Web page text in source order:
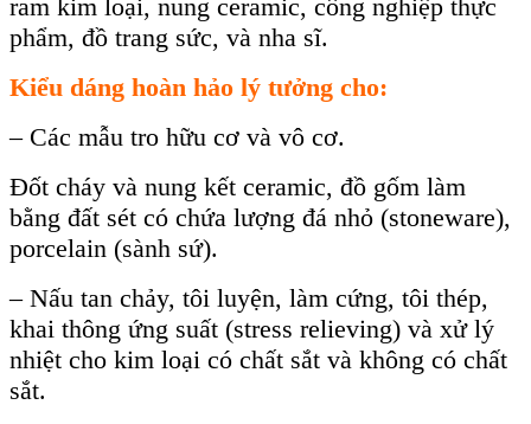
ram kim loại, nung ceramic, công nghiệp thực
phẩm, đồ trang sức, và nha sĩ.
Kiểu dáng hoàn hảo lý tưởng cho:
– Các mẫu tro hữu cơ và vô cơ.
Đốt cháy và nung kết ceramic, đồ gốm làm
bằng đất sét có chứa lượng đá nhỏ (stoneware),
porcelain (sành sứ).
– Nấu tan chảy, tôi luyện, làm cứng, tôi thép,
khai thông ứng suất (stress relieving) và xử lý
nhiệt cho kim loại có chất sắt và không có chất
sắt.